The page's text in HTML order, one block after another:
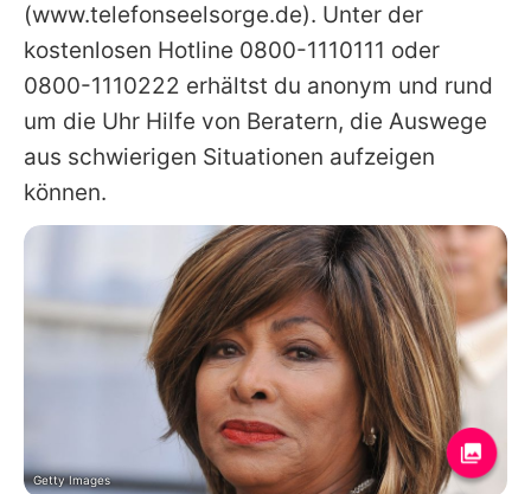
(www.telefonseelsorge.de). Unter der
kostenlosen Hotline 0800-1110111 oder
0800-1110222 erhältst du anonym und rund
um die Uhr Hilfe von Beratern, die Auswege
aus schwierigen Situationen aufzeigen
können.
Getty Images